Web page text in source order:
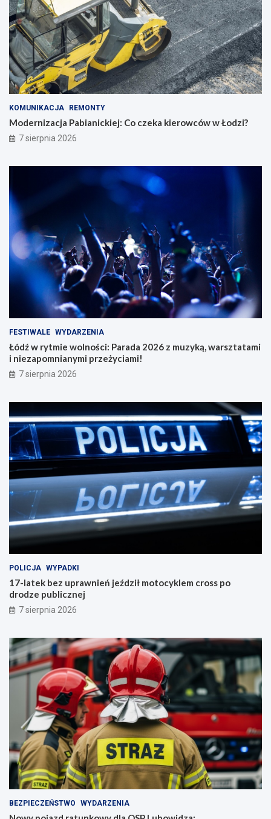
KOMUNIKACJA REMONTY
Modernizacja Pabianickiej: Co czeka kierowców w Łodzi?
7 sierpnia 2026
FESTIWALE WYDARZENIA
Łódź w rytmie wolności: Parada 2026 z muzyką, warsztatami
i niezapomnianymi przeżyciami!
7 sierpnia 2026
POLICJA WYPADKI
17-latek bez uprawnień jeździł motocyklem cross po
drodze publicznej
7 sierpnia 2026
BEZPIECZEŃSTWO WYDARZENIA